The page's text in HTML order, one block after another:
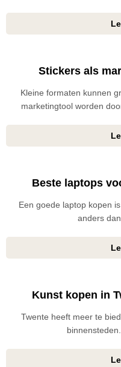
Stickers als
Kleine formaten kunnen
marketingtool worden
Beste laptops
Een goede laptop kopen
anders
Kunst kopen in
Twente heeft meer te